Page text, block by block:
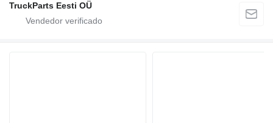
TruckParts Eesti OÜ